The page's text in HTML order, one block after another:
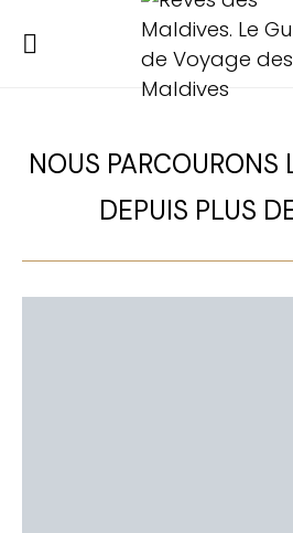
NOUS PARCOURONS
DEPUIS PLUS